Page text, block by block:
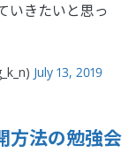
いきたいと思っ
July 13, 2019
方法の勉強会